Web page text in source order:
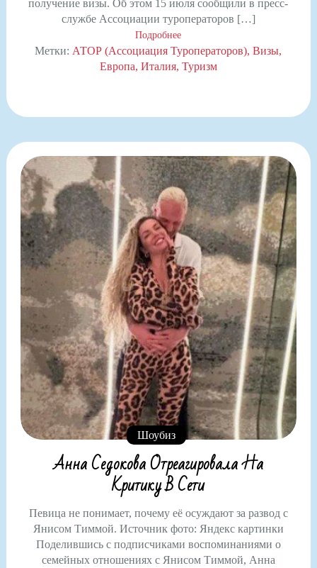
получение визы. Об этом 15 июля сообщили в пресс-
службе Ассоциации туроператоров […]
Подробнее
Метки: АТОР (Ассоциация Туроператоров) Визы
Европа Италия Туризм
Шоубиз
Анна Седокова Отреагировала На
Критику В Сети
Певица не понимает, почему её осуждают за развод с
Янисом Тиммой. Источник фото: Яндекс картинки
Поделившись с подписчиками воспоминаниями о
семейных отношениях с Янисом Тиммой, Анна